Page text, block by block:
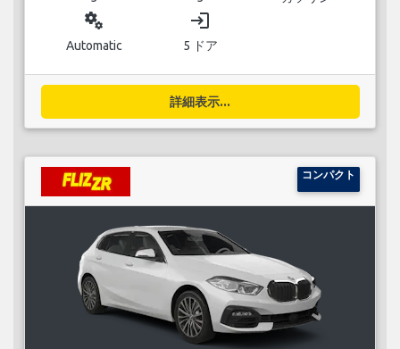
miscellaneous_services
Automatic
login
5 ドア
詳細表示...
コンパクト